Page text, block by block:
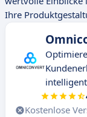
Ihre
intelligent
Kostenlose